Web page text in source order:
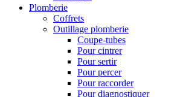
Plomberie
Coffrets
Outillage plomberie
Coupe-tubes
Pour cintrer
Pour sertir
Pour percer
Pour raccorder
Pour diagnostiquer